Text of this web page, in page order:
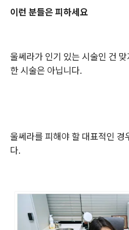
이런 분들은 피하세요
울쎄라가 인기 있는 시술인 건
한 시술은 아닙니다.
울쎄라를 피해야 할 대표적인 경
다.